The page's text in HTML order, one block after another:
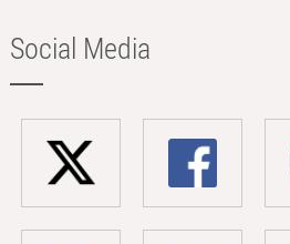
Social Media